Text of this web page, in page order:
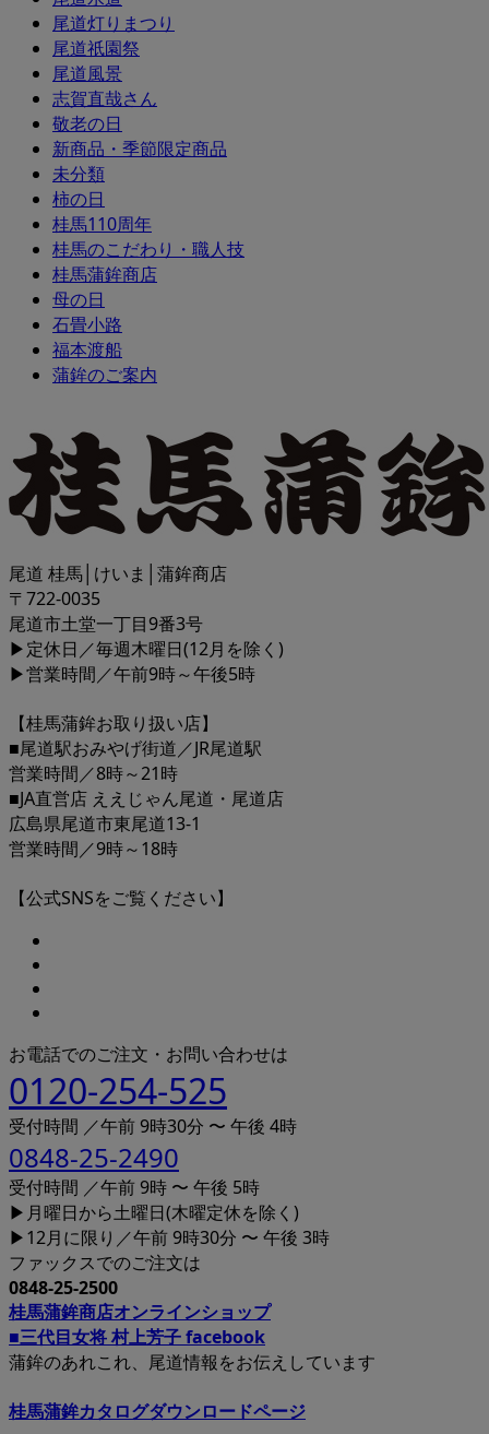
尾道灯りまつり
尾道祇園祭
尾道風景
志賀直哉さん
敬老の日
新商品・季節限定商品
未分類
柿の日
桂馬110周年
桂馬のこだわり・職人技
桂馬蒲鉾商店
母の日
石畳小路
福本渡船
蒲鉾のご案内
尾道 桂馬│けいま│蒲鉾商店
〒722-0035
尾道市土堂一丁目9番3号
▶定休日／毎週木曜日(12月を除く)
▶営業時間／午前9時～午後5時
【桂馬蒲鉾お取り扱い店】
■尾道駅おみやげ街道／JR尾道駅
営業時間／8時～21時
■JA直営店 ええじゃん尾道・尾道店
広島県尾道市東尾道13-1
営業時間／9時～18時
【公式SNSをご覧ください】
お電話でのご注文・お問い合わせは
0120-254-525
受付時間 ／午前 9時30分 〜 午後 4時
0848-25-2490
受付時間 ／午前 9時 〜 午後 5時
▶月曜日から土曜日(木曜定休を除く)
▶12月に限り／午前 9時30分 〜 午後 3時
ファックスでのご注文は
0848-25-2500
桂馬蒲鉾商店オンラインショップ
■三代目女将 村上芳子 facebook
蒲鉾のあれこれ、尾道情報をお伝えしています
桂馬蒲鉾カタログダウンロードページ